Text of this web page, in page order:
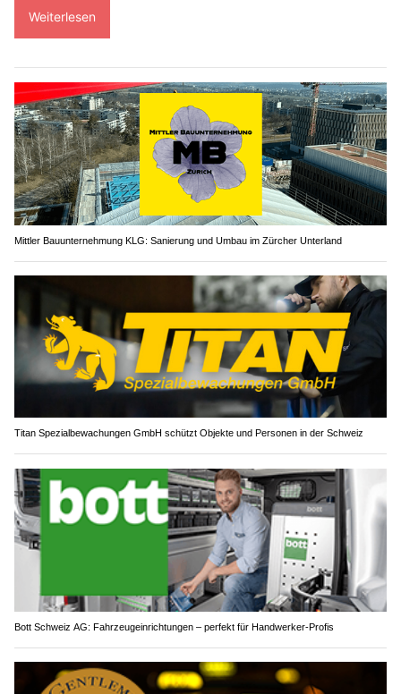
Weiterlesen
Mittler Bauunternehmung KLG: Sanierung und Umbau im Zürcher Unterland
Titan Spezialbewachungen GmbH schützt Objekte und Personen in der Schweiz
Bott Schweiz AG: Fahrzeugeinrichtungen – perfekt für Handwerker-Profis